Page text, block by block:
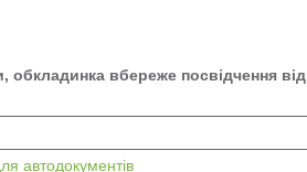
обкладинка вбереже посвідчення від
автодокументів